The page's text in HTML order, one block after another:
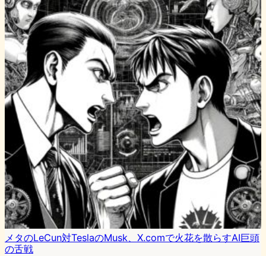
メタのLeCun対TeslaのMusk、X.comで火花を散らすAI巨頭
の舌戦